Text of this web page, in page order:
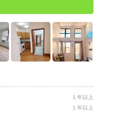
１年以上
１年以上